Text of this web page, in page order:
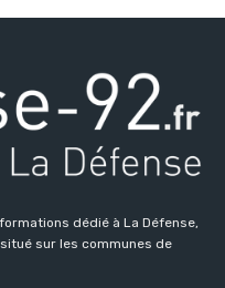
dédié à La Défense,
sur les communes de